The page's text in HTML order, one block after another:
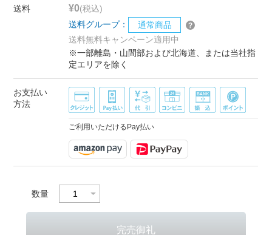
送料 ¥0(税込)
送料グループ：
通常商品
送料無料キャンペーン適用中
※一部離島・山間部および北海道、または当社指
定エリアを除く
お支払い
方法
ご利用いただけるPay払い
数量